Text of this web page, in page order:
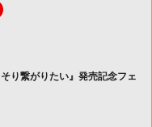
り繋がりたい』発売記念フェ